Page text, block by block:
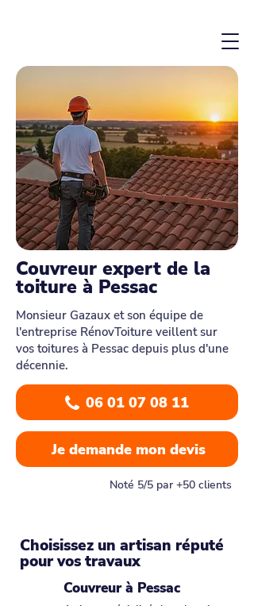
Couvreur expert de la
toiture à Pessac
Monsieur Gazaux et son équipe de
l'entreprise RénovToiture veillent sur
vos toitures à Pessac depuis plus d'une
décennie.
06 01 07 08 11
Je demande mon devis
Noté 5/5 par +50 clients
Choisissez un artisan réputé
pour vos travaux
Couvreur à Pessac